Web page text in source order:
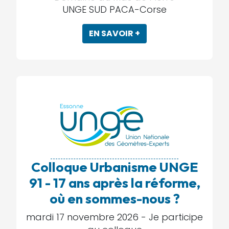
UNGE SUD PACA-Corse
EN SAVOIR +
Colloque Urbanisme UNGE
91 - 17 ans après la réforme,
où en sommes-nous ?
mardi 17 novembre 2026 - Je participe